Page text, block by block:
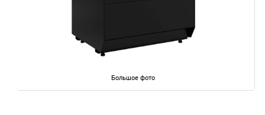
Большое фото